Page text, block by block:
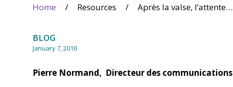
Home Resources Après la valse, l’attente…
BLOG
January 7, 2010
Pierre Normand, Directeur des communications